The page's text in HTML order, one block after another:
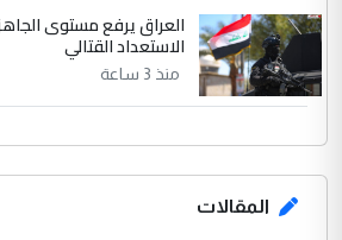
العراق يرفع مستوى
الاستعداد القتالي
منذ 3 ساعة
المقالات